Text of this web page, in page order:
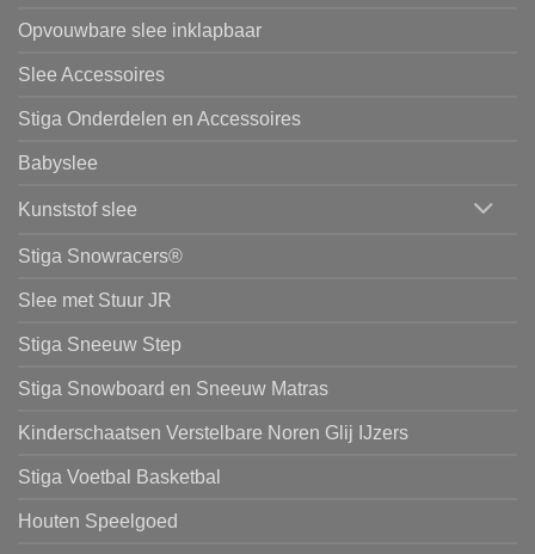
Opvouwbare slee inklapbaar
Slee Accessoires
Stiga Onderdelen en Accessoires
Babyslee
Kunststof slee
Stiga Snowracers®
Slee met Stuur JR
Stiga Sneeuw Step
Stiga Snowboard en Sneeuw Matras
Kinderschaatsen Verstelbare Noren Glij IJzers
Stiga Voetbal Basketbal
Houten Speelgoed